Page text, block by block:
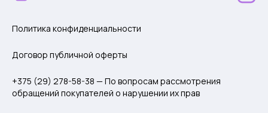
Политика конфиденциальности
Договор публичной оферты
+375 (29) 278-58-38 — По вопросам рассмотрения
обращений покупателей о нарушении их прав